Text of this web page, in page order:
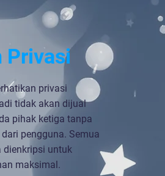
Privasi
privasi
tidak akan dijual
pihak ketiga tanpa
pengguna. Semua
dienkripsi untuk
maksimal.